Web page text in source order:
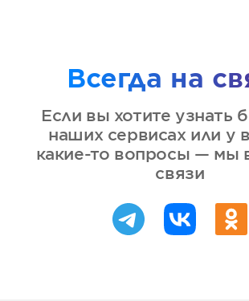
Всегда на
Если вы хотите узнать
наших сервисах или у
какие-то вопросы — мы
связи